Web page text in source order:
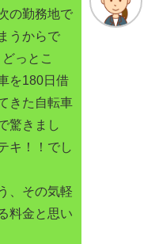
の勤務地で
うからで
っとこ
を180日借
きた自転車
驚きまし
キ！！でし
、その気軽
料金と思い